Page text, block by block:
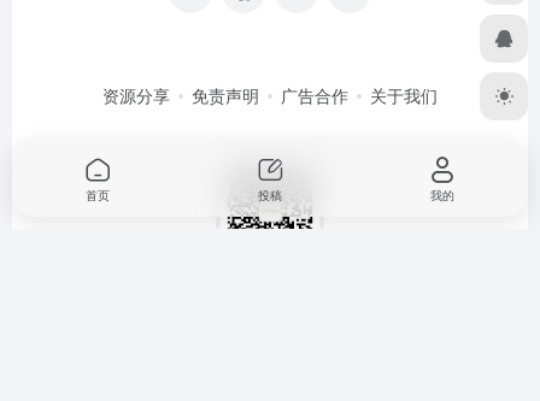
资源分享 免责声明 广告合作 关于我们
首页 投稿 我的